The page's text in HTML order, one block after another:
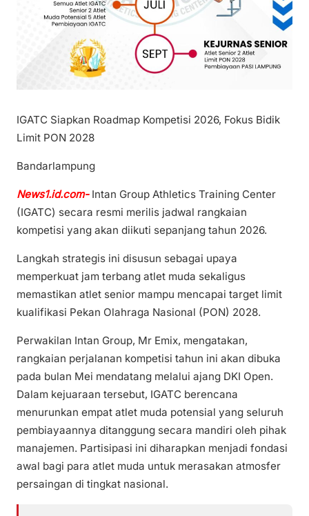
IGATC Siapkan Roadmap Kompetisi 2026, Fokus Bidik
Limit PON 2028
Bandarlampung
News1.id.com-Intan Group Athletics Training Center
(IGATC) secara resmi merilis jadwal rangkaian
kompetisi yang akan diikuti sepanjang tahun 2026.
Langkah strategis ini disusun sebagai upaya
memperkuat jam terbang atlet muda sekaligus
memastikan atlet senior mampu mencapai target limit
kualifikasi Pekan Olahraga Nasional (PON) 2028.
Perwakilan Intan Group, Mr Emix, mengatakan,
rangkaian perjalanan kompetisi tahun ini akan dibuka
pada bulan Mei mendatang melalui ajang DKI Open.
Dalam kejuaraan tersebut, IGATC berencana
menurunkan empat atlet muda potensial yang seluruh
pembiayaannya ditanggung secara mandiri oleh pihak
manajemen. Partisipasi ini diharapkan menjadi fondasi
awal bagi para atlet muda untuk merasakan atmosfer
persaingan di tingkat nasional.